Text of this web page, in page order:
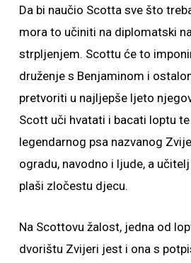
Da bi naučio Scotta sve što
mora to učiniti na diplomatski
strpljenjem. Scottu će to
druženje s Benjaminom i
pretvoriti u najljepše ljeto
Scott uči hvatati i bacati loptu
legendarnog psa nazvanog
ogradu, navodno i ljude, a
plaši zločestu djecu.
Na Scottovu žalost, jedna od
dvorištu Zvijeri jest i ona s